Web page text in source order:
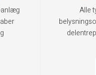
anlæg
Alle